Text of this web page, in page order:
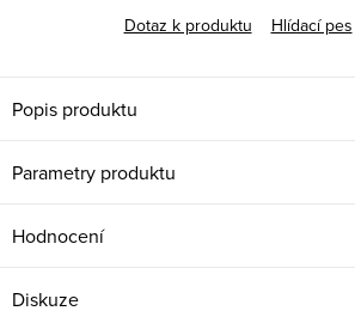
Dotaz k produktu
Hlídací pes
Popis produktu
Parametry produktu
Hodnocení
Diskuze